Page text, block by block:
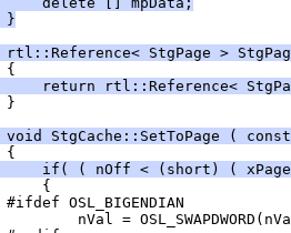
}
rtl::Reference< StgPage >
return rtl::Reference<
}
void StgCache::SetToPage (
if( ( nOff < (short) (